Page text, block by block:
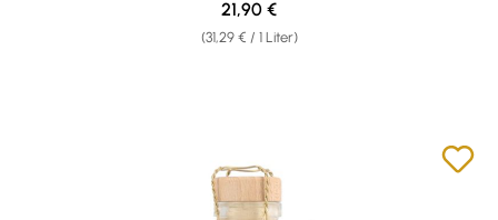
(31,29 € / 1 Liter)
Regulärer Preis:
21,90 €